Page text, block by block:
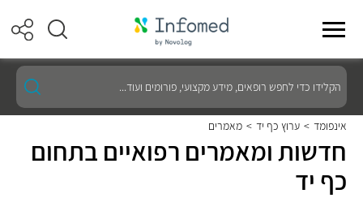
הקלידו
כדי
לחפש
רופאים,
מידע
מקצועי,
פורומים
ועוד...
אינפומד > ערוץ כף יד > מאמרים
חדשות ומאמרים רפואיים בתחום
כף יד